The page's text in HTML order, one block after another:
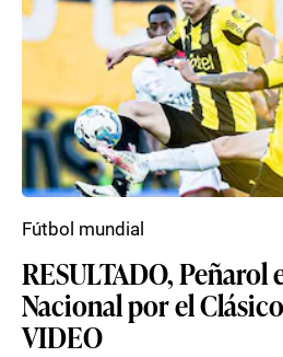
RESULTADO,
Nacional por el
VIDEO
Fútbol mundial